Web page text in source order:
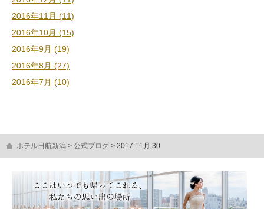
2016年11月 (11)
2016年10月 (15)
2016年9月 (19)
2016年8月 (27)
2016年7月 (10)
ホテル日航新潟 公式ブログ 2017 11月 30